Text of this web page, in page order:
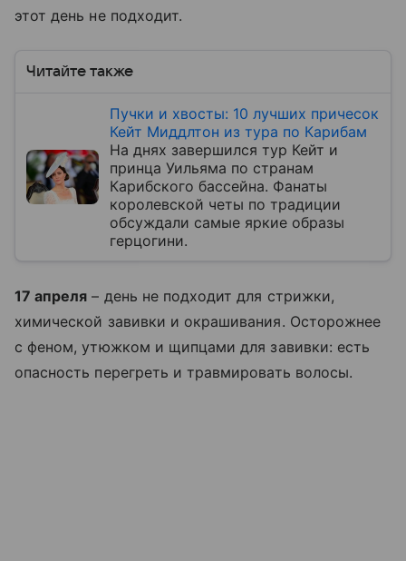
этот день не подходит.
Читайте также
Пучки и хвосты: 10 лучших причесок
Кейт Миддлтон из тура по Карибам
На днях завершился тур Кейт и
принца Уильяма по странам
Карибского бассейна. Фанаты
королевской четы по традиции
обсуждали самые яркие образы
герцогини.
17 апреля – день не подходит для стрижки,
химической завивки и окрашивания. Осторожнее
с феном, утюжком и щипцами для завивки: есть
опасность перегреть и травмировать волосы.